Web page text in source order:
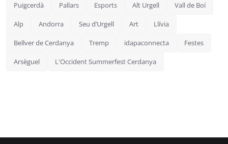
Puigcerdà Pallars Esports Alt Urgell Vall de Boí
Alp Andorra Seu d’Urgell Art Llívia
Bellver de Cerdanya Tremp idapaconnecta Festes
Arsèguel L'Occident Summerfest Cerdanya